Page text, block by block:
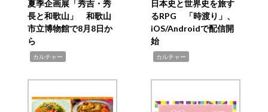
夏季企画展「秀吉・秀
長と和歌山」 和歌山
市立博物館で8月8日か
ら
カルチャー
日本史と世界史を旅す
るRPG 「時渡り」、
iOS/Androidで配信開
始
カルチャー